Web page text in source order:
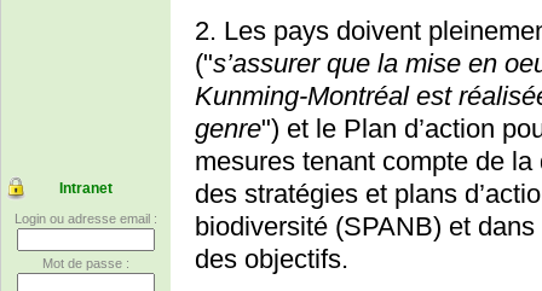
Intranet
Login ou adresse email :
Mot de passe :
2. Les pays doivent
("s’assurer que la mise en
Kunming-Montréal est
genre") et le Plan d’action
mesures tenant compte de
des stratégies et plans
biodiversité (SPANB) et
des objectifs.